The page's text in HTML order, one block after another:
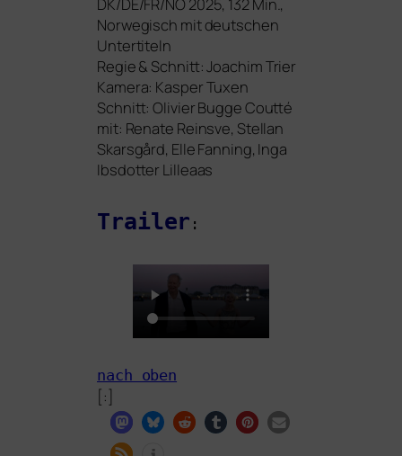
DK/DE/FR/NO 2025, 132 Min.,
Norwegisch mit deut­schen
Untertiteln
Regie& Schnitt: Joachim Trier
Kamera: Kasper Tuxen
Schnitt: Olivier Bugge Coutté
mit: Renate Reinsve, Stellan
Skarsgård, Elle Fanning, Inga
Ibsdotter Lilleaas
Trailer :
nach oben
[:]